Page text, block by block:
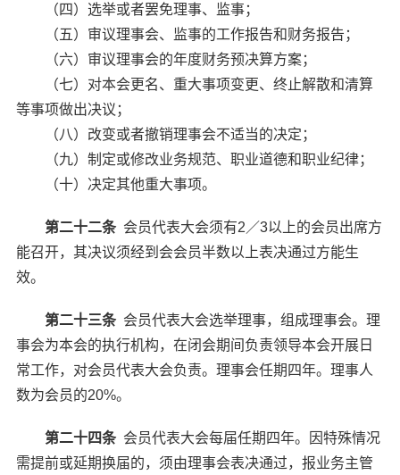
（四）选举或者罢免理事、监事；
（五）审议理事会、监事的工作报告和财务报告；
（六）审议理事会的年度财务预决算方案；
（七）对本会更名、重大事项变更、终止解散和清算
等事项做出决议；
（八）改变或者撤销理事会不适当的决定；
（九）制定或修改业务规范、职业道德和职业纪律；
（十）决定其他重大事项。
第二十二条会员代表大会须有2／3以上的会员出席方
能召开，其决议须经到会会员半数以上表决通过方能生
效。
第二十三条会员代表大会选举理事，组成理事会。理
事会为本会的执行机构，在闭会期间负责领导本会开展日
常工作，对会员代表大会负责。理事会任期四年。理事人
数为会员的20%。
第二十四条会员代表大会每届任期四年。因特殊情况
需提前或延期换届的，须由理事会表决通过，报业务主管